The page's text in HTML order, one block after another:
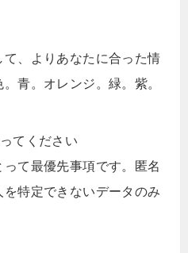
、よりあなたに合った情
青。オレンジ。緑。紫。
てください
て最優先事項です。匿名
特定できないデータのみ